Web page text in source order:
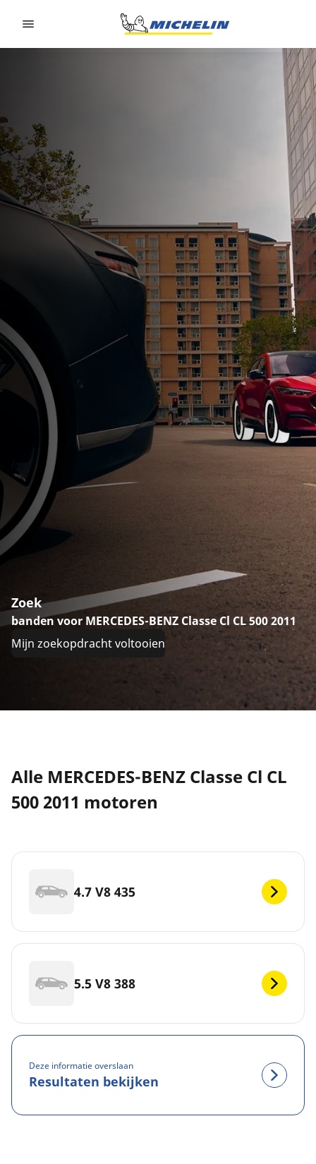
Zoek
banden voor MERCEDES-BENZ Classe Cl CL 500 2011
Mijn zoekopdracht voltooien
Alle MERCEDES-BENZ Classe Cl CL
500 2011 motoren
4.7 V8 435
5.5 V8 388
Deze informatie overslaan
Resultaten bekijken